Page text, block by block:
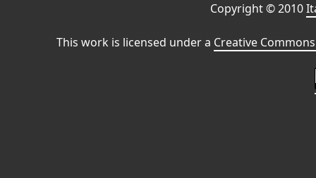
Copyright © 2010
This work is licensed under a Creative